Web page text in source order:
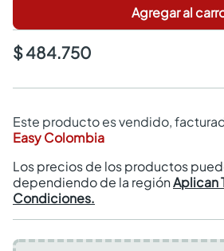
Agregar al
$ 484.750
Este producto es vendido,
Easy Colombia
Los precios de los productos
dependiendo de la regiónAplican
Condiciones.